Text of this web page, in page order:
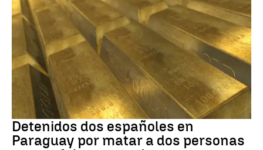
Paraguay
Detenidos dos españoles en
Paraguay por matar a dos personas